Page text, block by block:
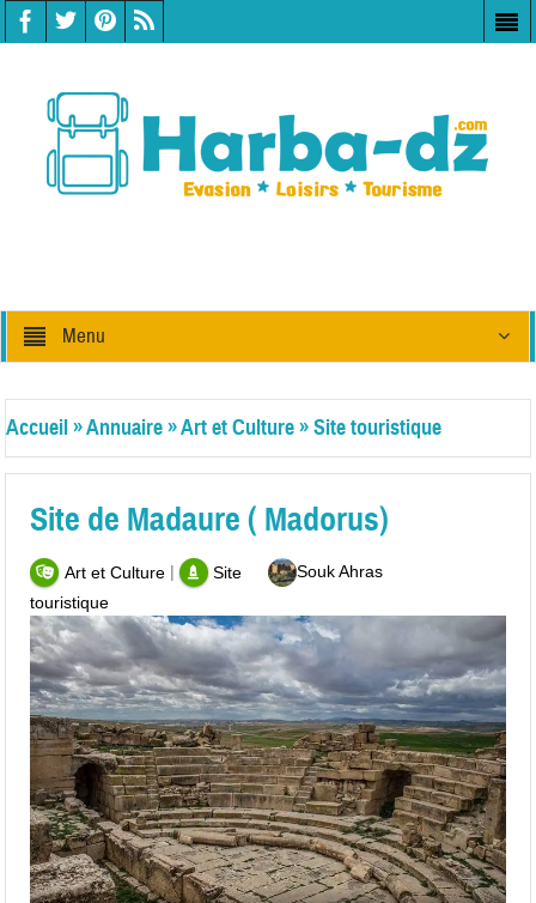
Menu
Accueil»Annuaire»Art et Culture»Site touristique
Site de Madaure ( Madorus)
Art et Culture|
Site
touristique
Souk Ahras